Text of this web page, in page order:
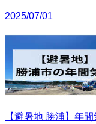
2025/07/01
【避暑地 勝浦】年間